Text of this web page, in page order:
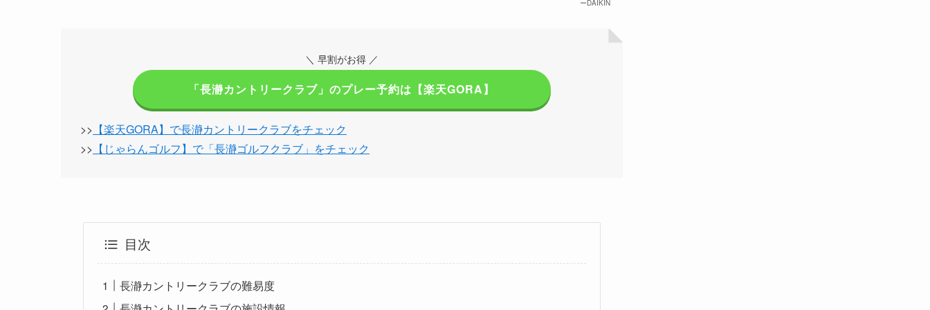
ーDAIKIN
＼ 早割がお得 ／
「長瀞カントリークラブ」のプレー予約は【楽天GORA】
>> 【楽天GORA】で長瀞カントリークラブをチェック
>> 【じゃらんゴルフ】で「長瀞ゴルフクラブ」をチェック
目次
長瀞カントリークラブの難易度